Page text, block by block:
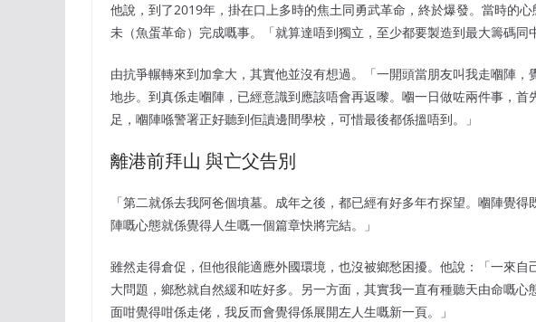
他說，到了2019年，掛在口上多時的焦土同勇武革命，終於爆發。當時的
未（魚蛋革命）完成嘅事。「就算達唔到獨立，至少都要製造到最大籌碼同
由抗爭輾轉來到加拿大，其實他並沒有想過。「一開頭當朋友叫我走嗰陣
地步。到真係走嗰陣，已經意識到應該唔會再返嚟。嗰一日做咗兩件事，
足，嗰陣喺警署正好聽到佢讀邊間學校，可惜最後都係搵唔到。」
離港前拜山 與亡父告別
「第二就係去我阿爸個墳墓。成年之後，都已經有好多年冇探望。嗰陣覺
陣嘅心態就係覺得人生嘅一個篇章快將完結。」
雖然走得倉促，但他很能適應外國環境，也沒被鄉愁困擾。他說：「一來
大問題，鄉愁就自然緩和咗好多。另一方面，其實我一直有種聽天由命嘅
面咁覺得咁係走佬，我反而會覺得係展開左人生嘅新一頁。」